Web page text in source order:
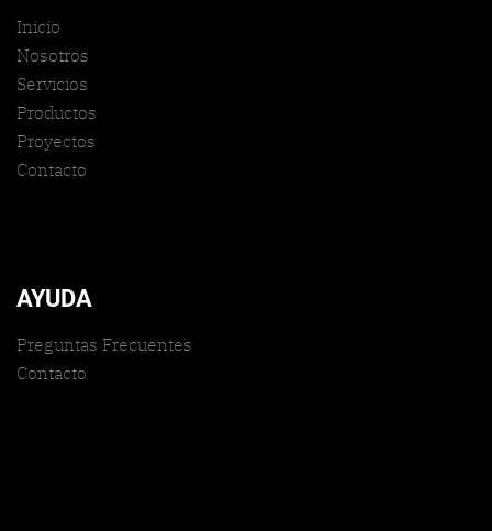
Inicio
Nosotros
Servicios
Productos
Proyectos
Contacto
AYUDA
Preguntas Frecuentes
Contacto